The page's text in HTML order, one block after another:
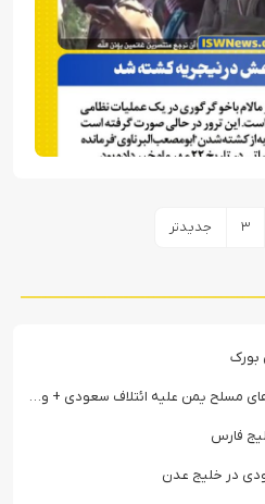
۳ جدیدتر
بورک
فارس
در خلیج عدن